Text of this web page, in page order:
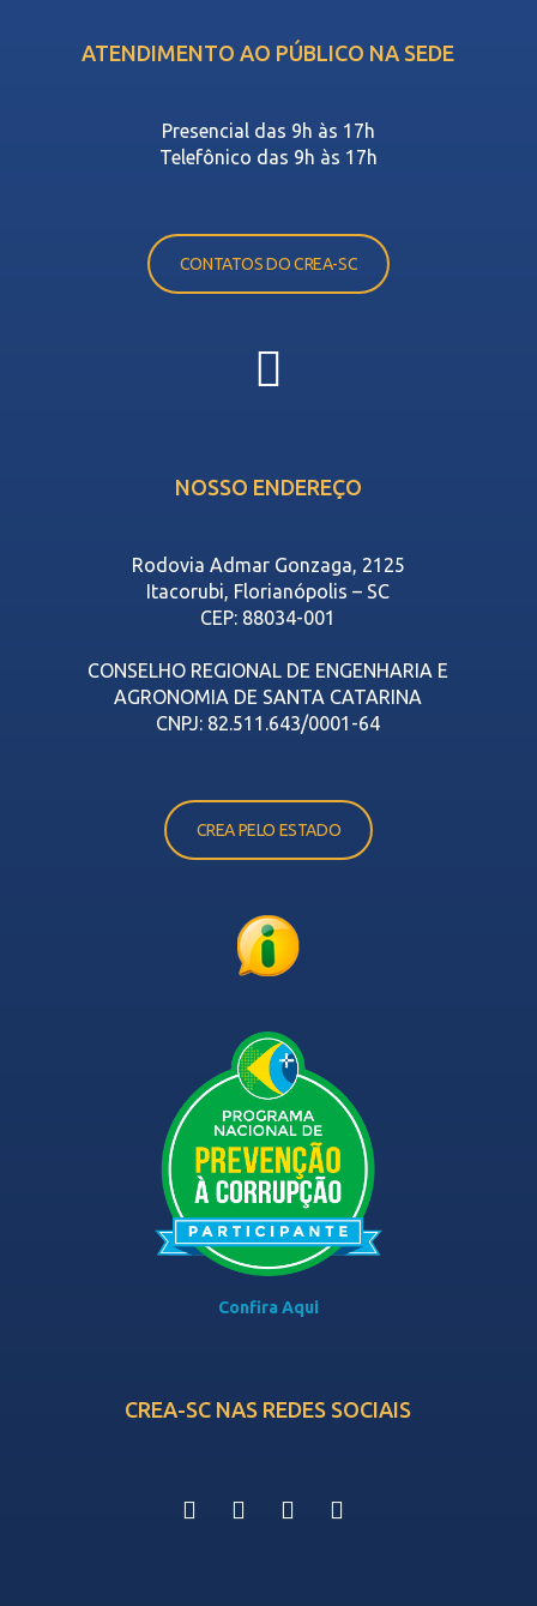
ATENDIMENTO AO PÚBLICO NA SEDE
Presencial das 9h às 17h
Telefônico das 9h às 17h
CONTATOS DO CREA-SC
NOSSO ENDEREÇO
Rodovia Admar Gonzaga, 2125
Itacorubi, Florianópolis – SC
CEP: 88034-001
CONSELHO REGIONAL DE ENGENHARIA E
AGRONOMIA DE SANTA CATARINA
CNPJ: 82.511.643/0001-64
CREA PELO ESTADO
Confira Aqui
CREA-SC NAS REDES SOCIAIS